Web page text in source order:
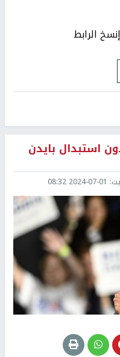
إنسخ الرابط
استبدال بايدن
2024-07-01 08:32